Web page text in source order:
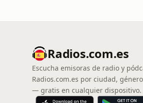
Radios.com.es
Escucha emisoras de radio y
Radios.com.es por ciudad,
— gratis en cualquier dispositivo.